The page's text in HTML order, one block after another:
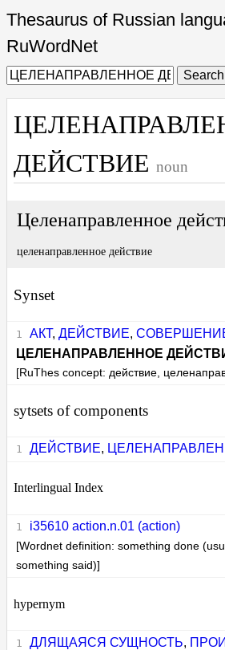
Thesaurus of Russian
RuWordNet
Search
ДЕЙСТВИЕ noun
Целенаправленное
целенаправленное действие
Synset
АКТ, ДЕЙСТВИЕ,
ЦЕЛЕНАПРАВЛЕННОЕ
[RuThes concept: действие,
sytsets of components
ДЕЙСТВИЕ,
Interlingual Index
i35610 action.n.01 (action)
[Wordnet definition: something done
something said)]
hypernym
ДЛЯЩАЯСЯ СУЩНОСТЬ,